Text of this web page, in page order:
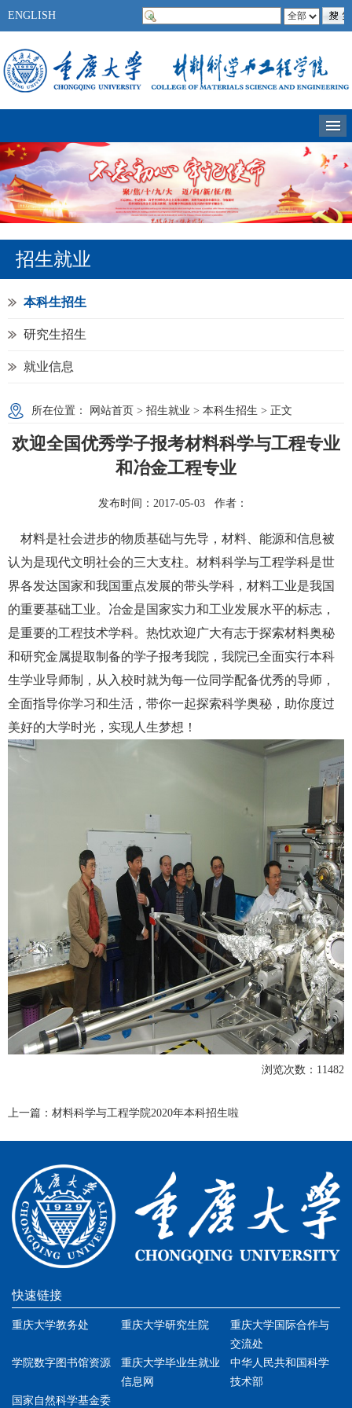
ENGLISH
招生就业
本科生招生
研究生招生
就业信息
所在位置： 网站首页 > 招生就业 > 本科生招生 > 正文
欢迎全国优秀学子报考材料科学与工程专业
和冶金工程专业
发布时间：2017-05-03 作者：
材料是社会进步的物质基础与先导，材料、能源和信息被
认为是现代文明社会的三大支柱。材料科学与工程学科是世
界各发达国家和我国重点发展的带头学科，材料工业是我国
的重要基础工业。冶金是国家实力和工业发展水平的标志，
是重要的工程技术学科。热忱欢迎广大有志于探索材料奥秘
和研究金属提取制备的学子报考我院，我院已全面实行本科
生学业导师制，从入校时就为每一位同学配备优秀的导师，
全面指导你学习和生活，带你一起探索科学奥秘，助你度过
美好的大学时光，实现人生梦想！
浏览次数： 11482
上一篇： 材料科学与工程学院2020年本科招生啦
快速链接
重庆大学教务处 重庆大学研究生院
重庆大学国际合作与
交流处
学院数字图书馆资源
重庆大学毕业生就业
信息网
中华人民共和国科学
技术部
国家自然科学基金委